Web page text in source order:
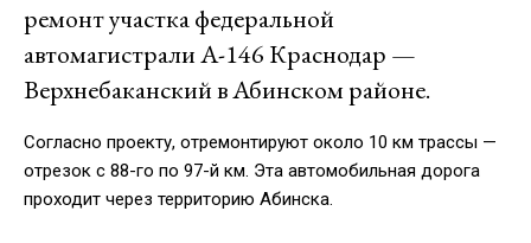
ремонт участка федеральной
автомагистрали А-146 Краснодар —
Верхнебаканский в Абинском районе.
Согласно проекту, отремонтируют около 10 км трассы —
отрезок с 88-го по 97-й км. Эта автомобильная дорога
проходит через территорию Абинска.